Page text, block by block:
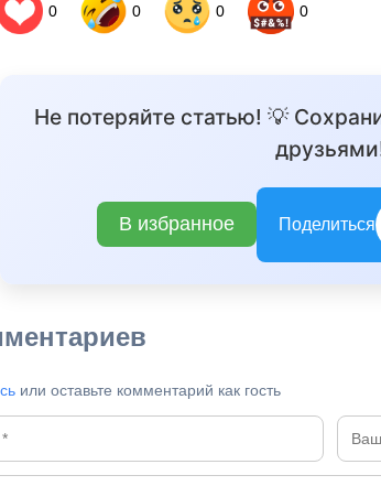
0 0 0 0
Не потеряйте статью! 💡
В избранное Поделиться
или оставьте комментарий как гость